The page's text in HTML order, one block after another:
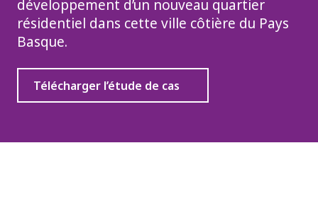
développement d’un nouveau quartier
résidentiel dans cette ville côtière du Pays
Basque.
Télécharger l’étude de cas